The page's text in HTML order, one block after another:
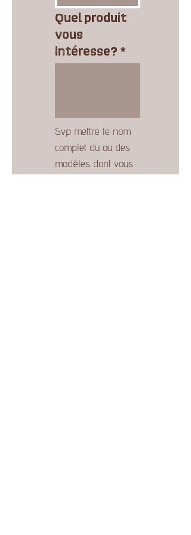
Quel produit
vous
intéresse? *
Svp mettre le nom
complet du ou des
modèles dont vous